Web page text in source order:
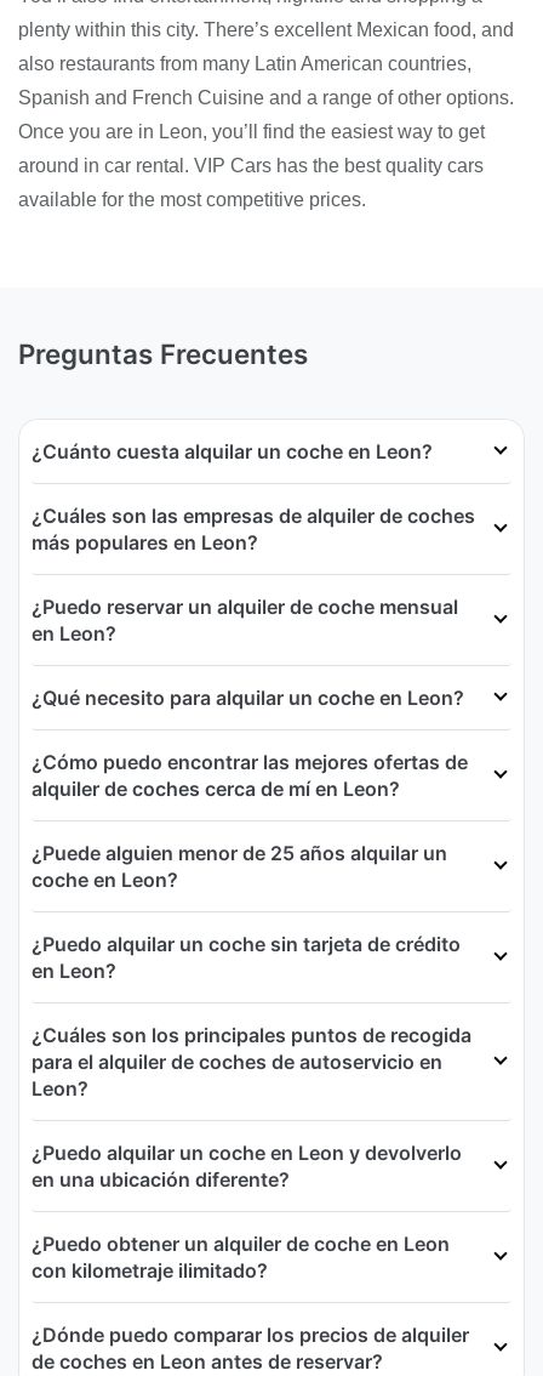
plenty within this city. There’s excellent Mexican food, and
also restaurants from many Latin American countries,
Spanish and French Cuisine and a range of other options.
Once you are in Leon, you’ll find the easiest way to get
around in car rental. VIP Cars has the best quality cars
available for the most competitive prices.
Preguntas Frecuentes
¿Cuánto cuesta alquilar un coche en Leon?
¿Cuáles son las empresas de alquiler de coches
más populares en Leon?
¿Puedo reservar un alquiler de coche mensual
en Leon?
¿Qué necesito para alquilar un coche en Leon?
¿Cómo puedo encontrar las mejores ofertas de
alquiler de coches cerca de mí en Leon?
¿Puede alguien menor de 25 años alquilar un
coche en Leon?
¿Puedo alquilar un coche sin tarjeta de crédito
en Leon?
¿Cuáles son los principales puntos de recogida
para el alquiler de coches de autoservicio en
Leon?
¿Puedo alquilar un coche en Leon y devolverlo
en una ubicación diferente?
¿Puedo obtener un alquiler de coche en Leon
con kilometraje ilimitado?
¿Dónde puedo comparar los precios de alquiler
de coches en Leon antes de reservar?